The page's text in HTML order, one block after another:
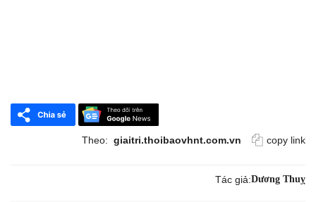
Theo: giaitri.thoibaovhnt.com.vn copy link
Tác giả:Dương Thuỵ